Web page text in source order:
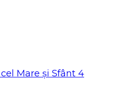
Mare și Sfânt 4